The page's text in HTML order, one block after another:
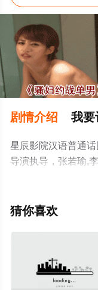
剧情介绍 我要
星辰影院汉语普通
导演执导，张若瑜,
航,张恒,王宇航,刘
未删减完整版动漫全
猜你喜欢